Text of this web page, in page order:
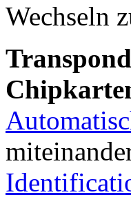
Wechseln